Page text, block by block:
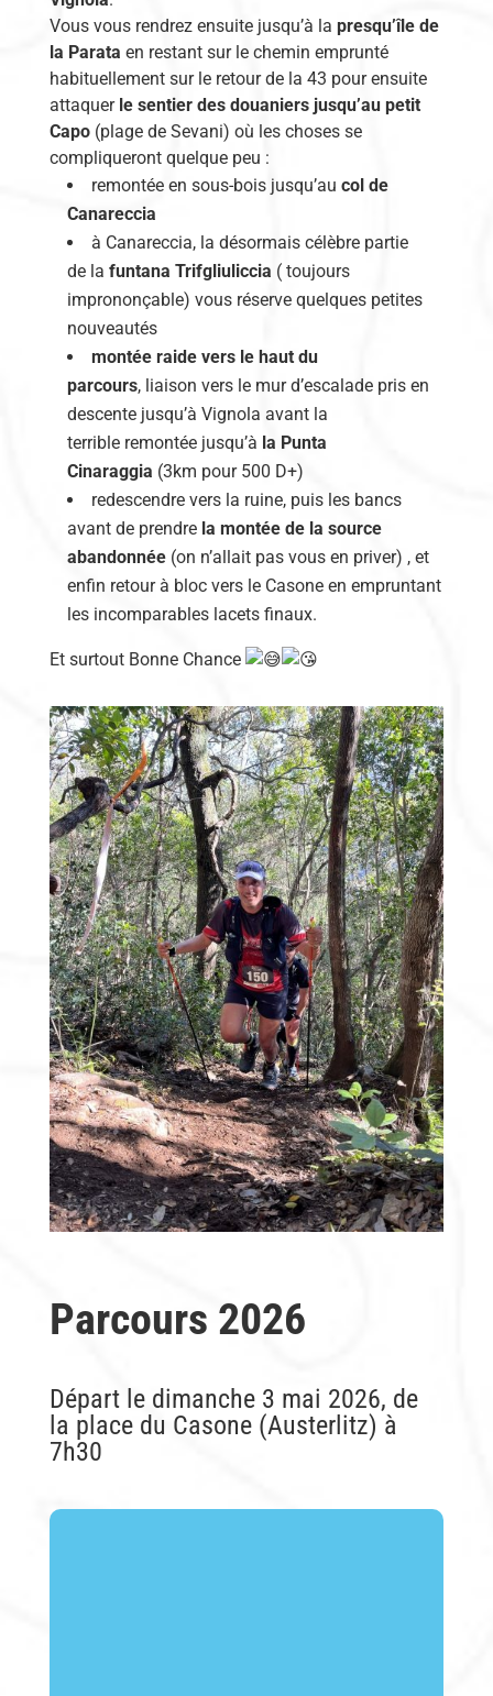
Vous vous rendrez ensuite jusqu’à la presqu’île de
la Parata en restant sur le chemin emprunté
habituellement sur le retour de la 43 pour ensuite
attaquer le sentier des douaniers jusqu’au petit
Capo(plage de Sevani) où les choses se
compliqueront quelque peu :
remontée en sous-bois jusqu’au col de
Canareccia
à Canareccia, la désormais célèbre partie
de la funtana Trifgliuliccia ( toujours
imprononçable) vous réserve quelques petites
nouveautés
montée raide vers le haut du
parcours, liaison vers le mur d’escalade pris en
descente jusqu’à Vignola avant la
terrible remontée jusqu’à la Punta
Cinaraggia (3km pour 500 D+)
redescendre vers la ruine, puis les bancs
avant de prendre la montée de la source
abandonnée(on n’allait pas vous en priver) , et
enfin retour à bloc vers le Casone en empruntant
les incomparables lacets finaux.
Et surtout Bonne Chance
Parcours 2026
Départ le dimanche 3 mai 2026, de
la place du Casone (Austerlitz) à
7h30